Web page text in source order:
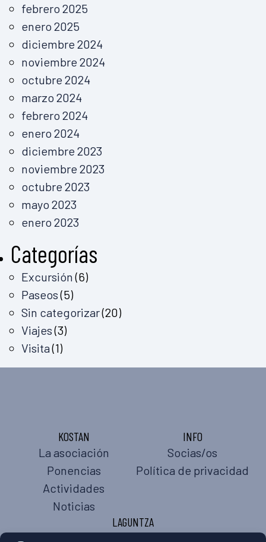
febrero 2025
enero 2025
diciembre 2024
noviembre 2024
octubre 2024
marzo 2024
febrero 2024
enero 2024
diciembre 2023
noviembre 2023
octubre 2023
mayo 2023
enero 2023
Categorías
Excursión(6)
Paseos(5)
Sin categorizar(20)
Viajes(3)
Visita(1)
KOSTAN
La asociación
Ponencias
Actividades
Noticias
INFO
Socias/os
Política de privacidad
LAGUNTZA